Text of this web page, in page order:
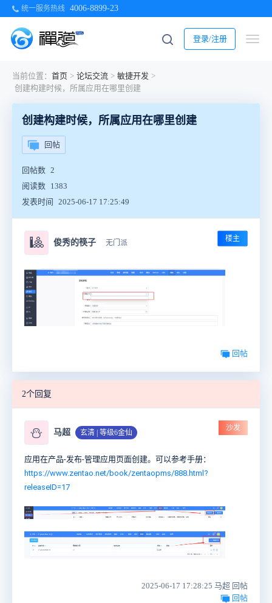
统一服务热线 4006-8899-23
登录/注册
当前位置： 首页 > 论坛交流 > 敏捷开发 >
创建构建时候，所属应用在哪里创建
创建构建时候，所属应用在哪里创建
回帖
回帖数 2
阅读数 1383
发表时间
2025-06-17 17:25:49
🎱 俊秀的筷子 无门派 楼主
回帖
2个回复
⛄ 马超 玄清 | 等级6金仙
沙发
应用在产品-发布-管理应用页面创建。可以参考手册：
https://www.zentao.net/book/zentaopms/888.html?
releaseID=17
2025-06-17 17:28:25 马超 回帖
回帖